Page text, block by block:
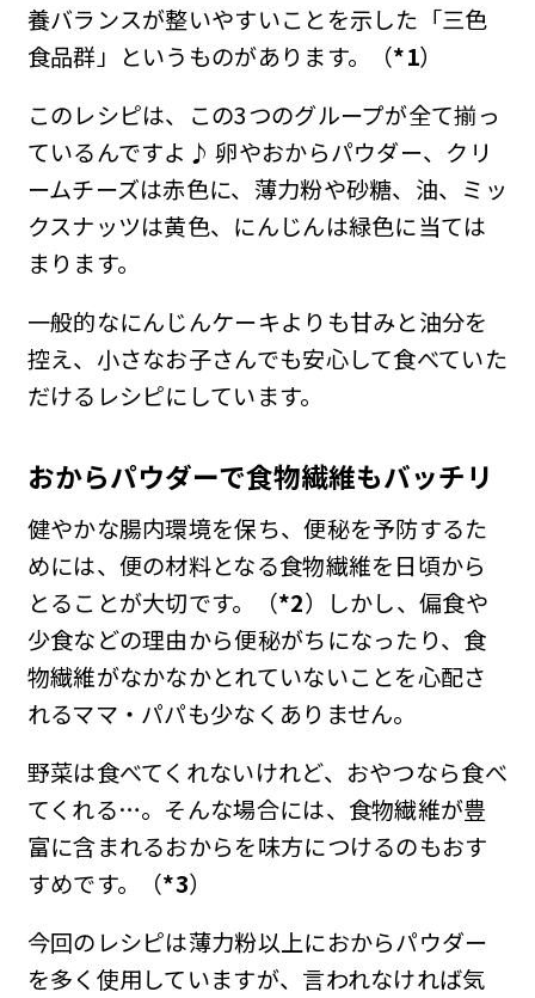
養バランスが整いやすいことを示した「三色
食品群」というものがあります。（*1）
このレシピは、この3つのグループが全て揃っ
ているんですよ♪ 卵やおからパウダー、クリ
ームチーズは赤色に、薄力粉や砂糖、油、ミッ
クスナッツは黄色、にんじんは緑色に当ては
まります。
一般的なにんじんケーキよりも甘みと油分を
控え、小さなお子さんでも安心して食べていた
だけるレシピにしています。
おからパウダーで食物繊維もバッチリ
健やかな腸内環境を保ち、便秘を予防するた
めには、便の材料となる食物繊維を日頃から
とることが大切です。（*2）しかし、偏食や
少食などの理由から便秘がちになったり、食
物繊維がなかなかとれていないことを心配さ
れるママ・パパも少なくありません。
野菜は食べてくれないけれど、おやつなら食べ
てくれる…。そんな場合には、食物繊維が豊
富に含まれるおからを味方につけるのもおす
すめです。（*3）
今回のレシピは薄力粉以上におからパウダー
を多く使用していますが、言われなければ気